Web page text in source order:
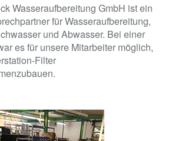
Wasseraufbereitung GmbH ist ein
für Wasseraufbereitung,
und Abwasser. Bei einer
es für unsere Mitarbeiter möglich,
Filter